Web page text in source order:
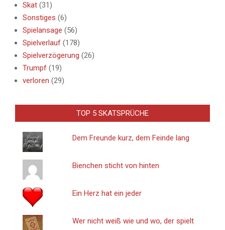
Skat (31)
Sonstiges (6)
Spielansage (56)
Spielverlauf (178)
Spielverzögerung (26)
Trumpf (19)
verloren (29)
TOP 5 SKATSPRÜCHE
Dem Freunde kurz, dem Feinde lang
Bienchen sticht von hinten
Ein Herz hat ein jeder
Wer nicht weiß wie und wo, der spielt